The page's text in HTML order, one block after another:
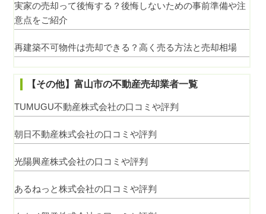
実家の売却って後悔する？後悔しないための事前準備や注
意点をご紹介
再建築不可物件は売却できる？高く売る方法と売却相場
【その他】富山市の不動産売却業者一覧
TUMUGU不動産株式会社の口コミや評判
朝日不動産株式会社の口コミや評判
光陽興産株式会社の口コミや評判
あるねっと株式会社の口コミや評判